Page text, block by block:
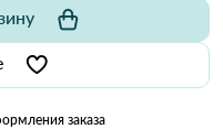
заказа